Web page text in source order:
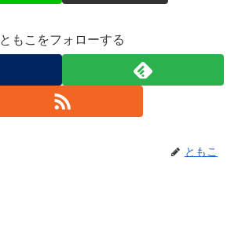
ともこをフォローする
ともこ